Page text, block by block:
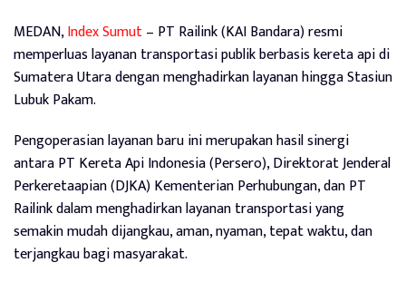
MEDAN,Index Sumut– PT Railink (KAI Bandara) resmi
memperluas layanan transportasi publik berbasis kereta api di
Sumatera Utara dengan menghadirkan layanan hingga Stasiun
Lubuk Pakam.
Pengoperasian layanan baru ini merupakan hasil sinergi
antara PT Kereta Api Indonesia (Persero), Direktorat Jenderal
Perkeretaapian (DJKA) Kementerian Perhubungan, dan PT
Railink dalam menghadirkan layanan transportasi yang
semakin mudah dijangkau, aman, nyaman, tepat waktu, dan
terjangkau bagi masyarakat.